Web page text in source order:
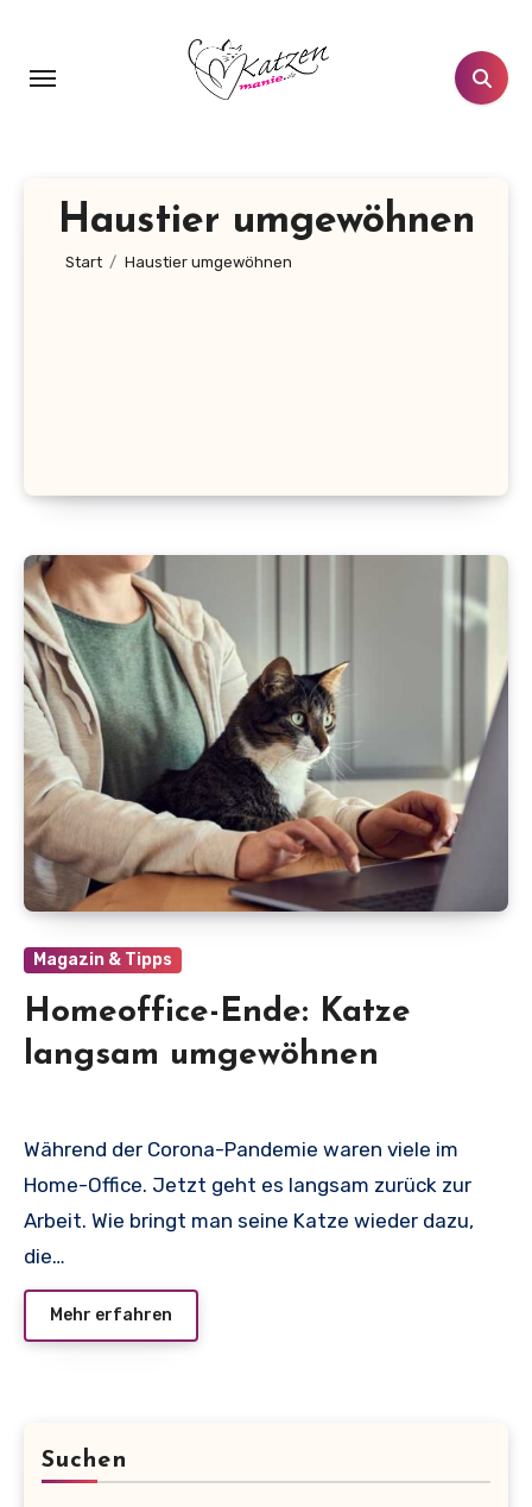
springen
Haustier umgewöhnen
Start Haustier umgewöhnen
Magazin & Tipps
Homeoffice-Ende: Katze
langsam umgewöhnen
Während der Corona-Pandemie waren viele im
Home-Office. Jetzt geht es langsam zurück zur
Arbeit. Wie bringt man seine Katze wieder dazu,
die…
Mehr erfahren
Suchen